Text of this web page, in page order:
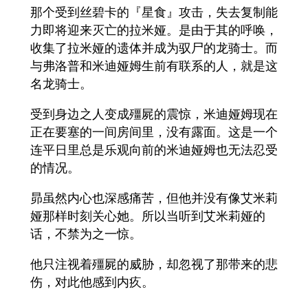
那个受到丝碧卡的『星食』攻击，失去复制能
力即将迎来灭亡的拉米娅。是由于其的呼唤，
收集了拉米娅的遗体并成为驭尸的龙骑士。而
与弗洛普和米迪娅姆生前有联系的人，就是这
名龙骑士。
受到身边之人变成殭屍的震惊，米迪娅姆现在
正在要塞的一间房间里，没有露面。这是一个
连平日里总是乐观向前的米迪娅姆也无法忍受
的情况。
昴虽然内心也深感痛苦，但他并没有像艾米莉
娅那样时刻关心她。所以当听到艾米莉娅的
话，不禁为之一惊。
他只注视着殭屍的威胁，却忽视了那带来的悲
伤，对此他感到内疚。